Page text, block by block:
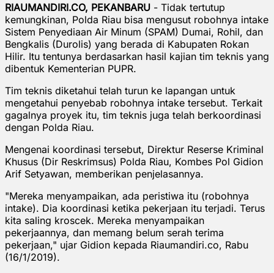
RIAUMANDIRI.CO, PEKANBARU - Tidak tertutup
kemungkinan, Polda Riau bisa mengusut robohnya intake
Sistem Penyediaan Air Minum (SPAM) Dumai, Rohil, dan
Bengkalis (Durolis) yang berada di Kabupaten Rokan
Hilir. Itu tentunya berdasarkan hasil kajian tim teknis yang
dibentuk Kementerian PUPR.
Tim teknis diketahui telah turun ke lapangan untuk
mengetahui penyebab robohnya intake tersebut. Terkait
gagalnya proyek itu, tim teknis juga telah berkoordinasi
dengan Polda Riau.
Mengenai koordinasi tersebut, Direktur Reserse Kriminal
Khusus (Dir Reskrimsus) Polda Riau, Kombes Pol Gidion
Arif Setyawan, memberikan penjelasannya.
"Mereka menyampaikan, ada peristiwa itu (robohnya
intake). Dia koordinasi ketika pekerjaan itu terjadi. Terus
kita saling kroscek. Mereka menyampaikan
pekerjaannya, dan memang belum serah terima
pekerjaan," ujar Gidion kepada Riaumandiri.co, Rabu
(16/1/2019).